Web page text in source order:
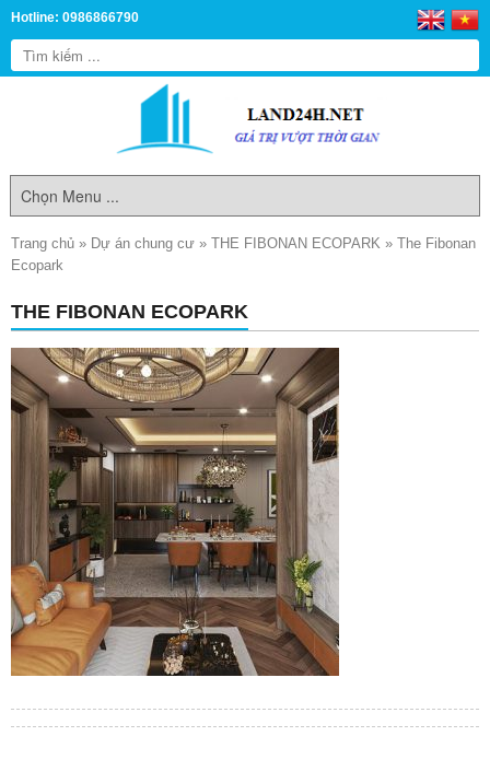
Hotline: 0986866790
Trang chủ » Dự án chung cư » THE FIBONAN ECOPARK » The Fibonan
Ecopark
THE FIBONAN ECOPARK